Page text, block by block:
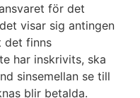
för det
visar sig antingen
det finns
har inskrivits, ska
sinsemellan se till
blir betalda.